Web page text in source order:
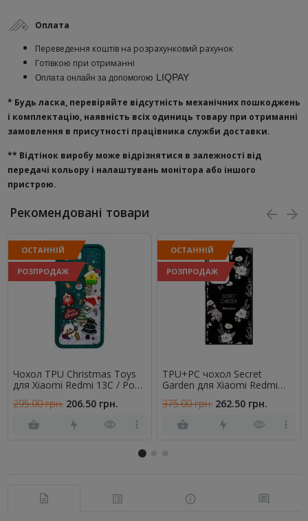
Оплата
Переведення коштів на розрахунковий рахунок
Готівкою при отриманні
Оплата онлайн за допомогою LIQPAY
* Будь ласка, перевіряйте відсутність механічних пошкоджень
і комплектацію, наявність всіх одиниць товару при отриманні
замовлення в присутності працівника служби доставки.
** Відтінок виробу може відрізнятися в залежності від
передачі кольору і налаштувань монітора або іншого
пристрою.
Рекомендовані товари
ОСТАННІЙ
РОЗПРОДАЖ
Чохол TPU Christmas Toys
для Xiaomi Redmi 13C / Poco
295.00 грн. 206.50 грн.
ОСТАННІЙ
РОЗПРОДАЖ
TPU+PC чохол Secret
Garden для Xiaomi Redmi
375.00 грн. 262.50 грн.